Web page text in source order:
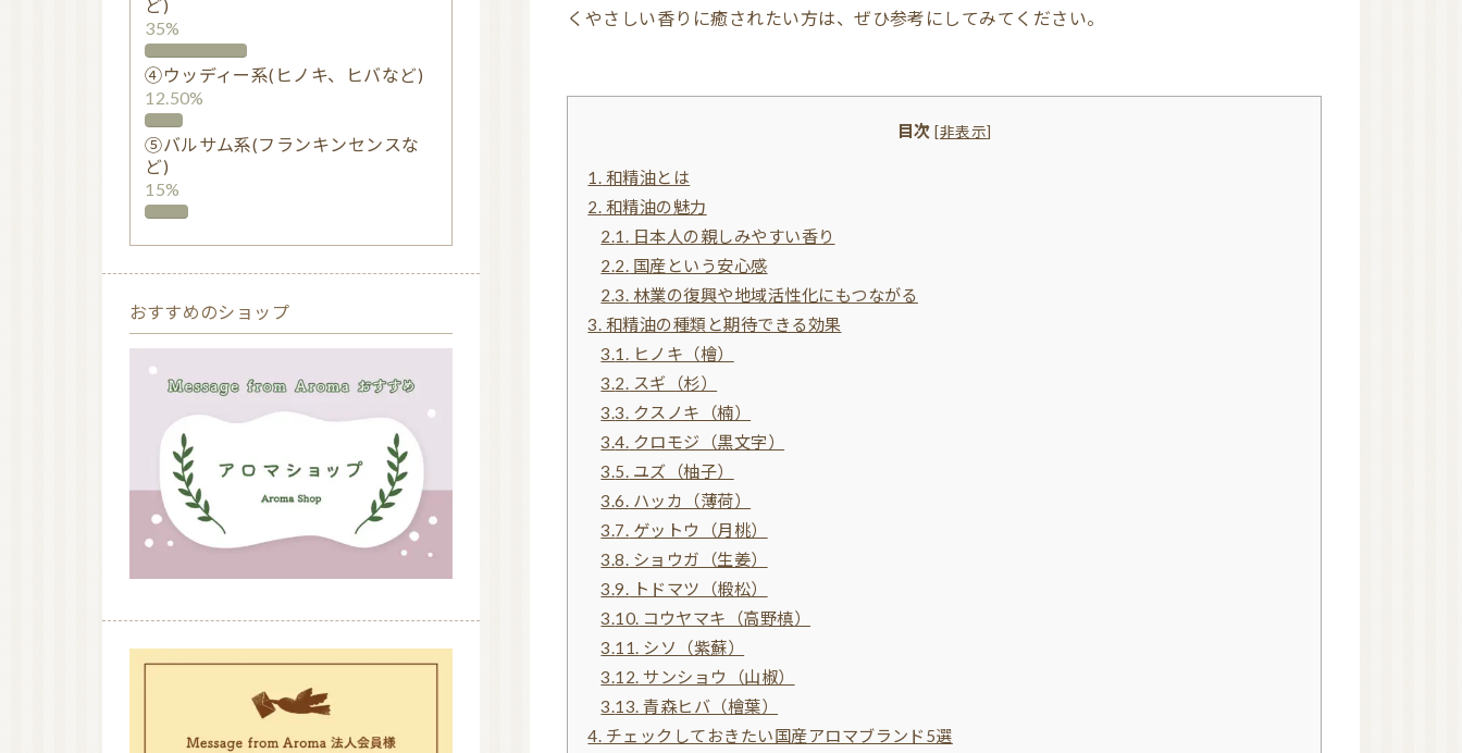
関東
東京
四国
くやさしい香りに癒されたい方は、ぜひ参考にしてみてください。
目次 [非表示]
1. 和精油とは
2. 和精油の魅力
2.1. 日本人の親しみやすい香り
2.2. 国産という安心感
2.3. 林業の復興や地域活性化にもつながる
3. 和精油の種類と期待できる効果
3.1. ヒノキ（檜）
3.2. スギ（杉）
3.3. クスノキ（楠）
3.4. クロモジ（黒文字）
3.5. ユズ（柚子）
3.6. ハッカ（薄荷）
3.7. ゲットウ（月桃）
3.8. ショウガ（生姜）
3.9. トドマツ（椴松）
3.10. コウヤマキ（高野槙）
3.11. シソ（紫蘇）
3.12. サンショウ（山椒）
3.13. 青森ヒバ（檜葉）
4. チェックしておきたい国産アロマブランド5選
ど)
35%
④ウッディー系(ヒノキ、ヒバなど)
12.50%
⑤バルサム系(フランキンセンスな
ど)
15%
おすすめのショップ